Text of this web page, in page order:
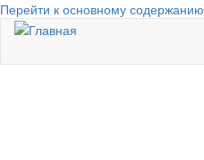
Перейти к основному содержанию